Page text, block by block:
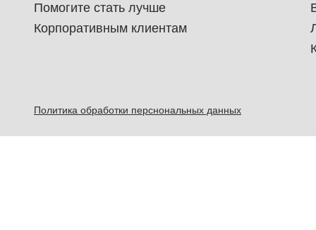
Помогите стать лучше
Корпоративным клиентам
Политика обработки перснональных данных